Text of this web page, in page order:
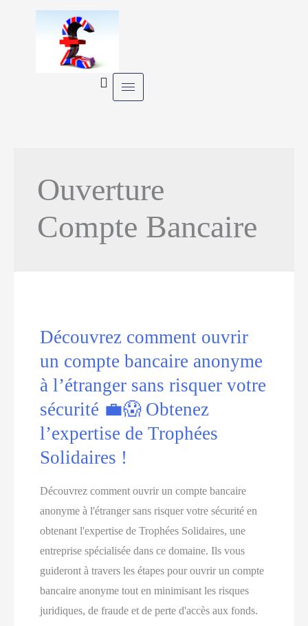
Ouverture
Compte Bancaire
Découvrez comment ouvrir
un compte bancaire anonyme
à l’étranger sans risquer votre
sécurité 💼😱 Obtenez
l’expertise de Trophées
Solidaires !
Découvrez comment ouvrir un compte bancaire
anonyme à l'étranger sans risquer votre sécurité en
obtenant l'expertise de Trophées Solidaires, une
entreprise spécialisée dans ce domaine. Ils vous
guideront à travers les étapes pour ouvrir un compte
bancaire anonyme tout en minimisant les risques
juridiques, de fraude et de perte d'accès aux fonds.